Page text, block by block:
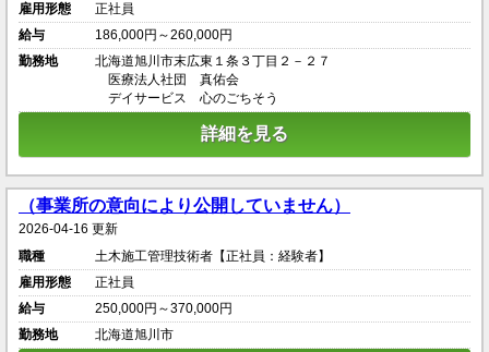
雇用形態
正社員
給与
186,000円～260,000円
勤務地
北海道旭川市末広東１条３丁目２－２７
医療法人社団 真佑会
デイサービス 心のごちそう
詳細を見る
（事業所の意向により公開していません）
2026-04-16 更新
職種
土木施工管理技術者【正社員：経験者】
雇用形態
正社員
給与
250,000円～370,000円
勤務地
北海道旭川市